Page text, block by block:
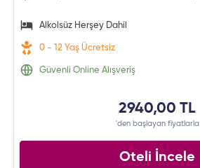
Alkolsüz Herşey Dahil
0 - 12 Yaş Ücretsiz
Güvenli Online Alışveriş
2940,00 TL
'den başlayan fiyatlarla
Oteli İncele